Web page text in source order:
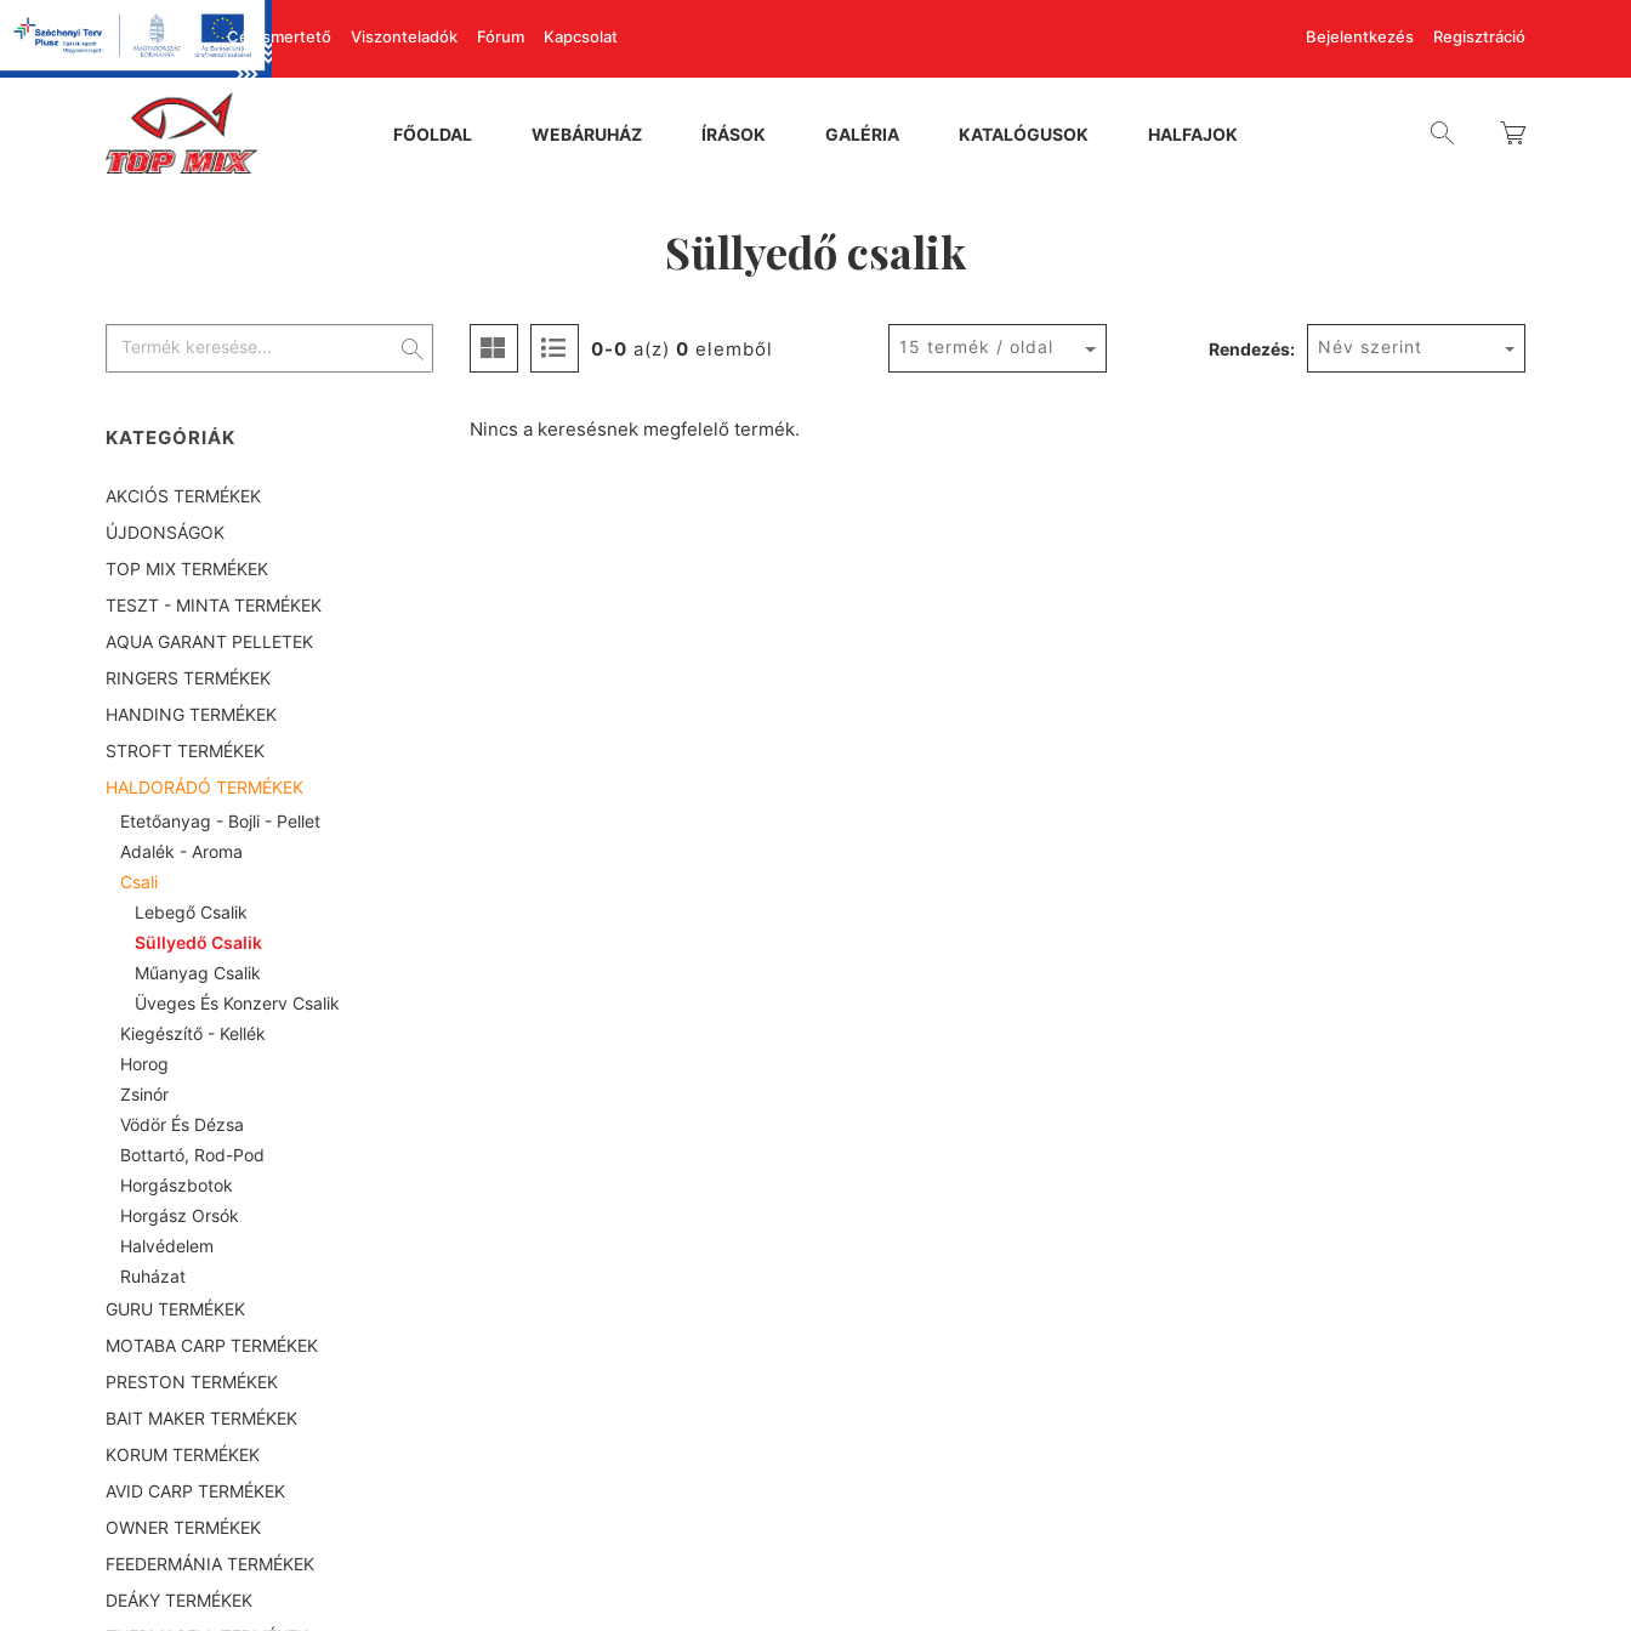
Cégismertető Viszonteladók Fórum Kapcsolat Bejelentkezés Regisztráció
FŐOLDAL WEBÁRUHÁZ ÍRÁSOK GALÉRIA KATALÓGUSOK HALFAJOK
Süllyedő csalik
0-0 a(z) 0 elemből 15 termék / oldal Rendezés: Név szerint
Nincs a keresésnek megfelelő termék.
KATEGÓRIÁK
AKCIÓS TERMÉKEK
ÚJDONSÁGOK
TOP MIX TERMÉKEK
TESZT - MINTA TERMÉKEK
AQUA GARANT PELLETEK
RINGERS TERMÉKEK
HANDING TERMÉKEK
STROFT TERMÉKEK
HALDORÁDÓ TERMÉKEK
Etetőanyag - Bojli - Pellet
Adalék - Aroma
Csali
Lebegő Csalik
Süllyedő Csalik
Műanyag Csalik
Üveges És Konzerv Csalik
Kiegészítő - Kellék
Horog
Zsinór
Vödör És Dézsa
Bottartó, Rod-Pod
Horgászbotok
Horgász Orsók
Halvédelem
Ruházat
GURU TERMÉKEK
MOTABA CARP TERMÉKEK
PRESTON TERMÉKEK
BAIT MAKER TERMÉKEK
KORUM TERMÉKEK
AVID CARP TERMÉKEK
OWNER TERMÉKEK
FEEDERMÁNIA TERMÉKEK
DEÁKY TERMÉKEK